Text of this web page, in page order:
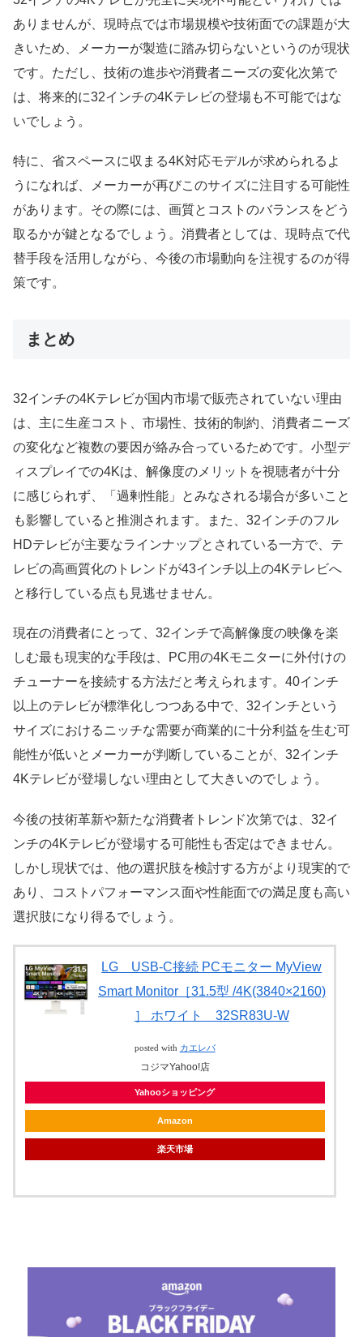
ありませんが、現時点では市場規模や技術面での課題が大
きいため、メーカーが製造に踏み切らないというのが現状
です。ただし、技術の進歩や消費者ニーズの変化次第で
は、将来的に32インチの4Kテレビの登場も不可能ではな
いでしょう。
特に、省スペースに収まる4K対応モデルが求められるよ
うになれば、メーカーが再びこのサイズに注目する可能性
があります。その際には、画質とコストのバランスをどう
取るかが鍵となるでしょう。消費者としては、現時点で代
替手段を活用しながら、今後の市場動向を注視するのが得
策です。
まとめ
32インチの4Kテレビが国内市場で販売されていない理由
は、主に生産コスト、市場性、技術的制約、消費者ニーズ
の変化など複数の要因が絡み合っているためです。小型デ
ィスプレイでの4Kは、解像度のメリットを視聴者が十分
に感じられず、「過剰性能」とみなされる場合が多いこと
も影響していると推測されます。また、32インチのフル
HDテレビが主要なラインナップとされている一方で、テ
レビの高画質化のトレンドが43インチ以上の4Kテレビへ
と移行している点も見逃せません。
現在の消費者にとって、32インチで高解像度の映像を楽
しむ最も現実的な手段は、PC用の4Kモニターに外付けの
チューナーを接続する方法だと考えられます。40インチ
以上のテレビが標準化しつつある中で、32インチという
サイズにおけるニッチな需要が商業的に十分利益を生む可
能性が低いとメーカーが判断していることが、32インチ
4Kテレビが登場しない理由として大きいのでしょう。
今後の技術革新や新たな消費者トレンド次第では、32イ
ンチの4Kテレビが登場する可能性も否定はできません。
しかし現状では、他の選択肢を検討する方がより現実的で
あり、コストパフォーマンス面や性能面での満足度も高い
選択肢になり得るでしょう。
LG USB-C接続 PCモニター MyView
Smart Monitor［31.5型 /4K(3840×2160)
］ ホワイト 32SR83U-W
posted with カエレバ
コジマYahoo!店
Yahooショッピング
Amazon
楽天市場